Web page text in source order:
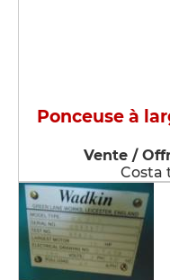
Ponceuse à
Vente /
Costa